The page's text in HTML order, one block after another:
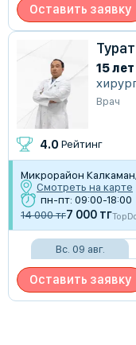
Оставить заявку
15
Врач
4.0 Рейтинг
Микрорайон
Смотреть на карте
пн-пт: 09:00-18:00
14 000 тг7 000 тг
Вс. 09 авг.
Оставить заявку